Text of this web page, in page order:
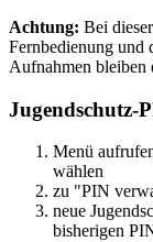
Achtung: Bei
Fernbedienung und
Aufnahmen bleiben
Jugendschutz-
Menü
wählen
zu "PIN
neue
bisherigen